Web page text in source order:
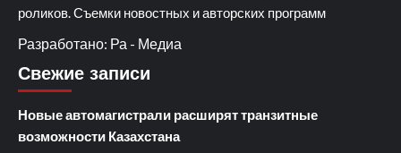
роликов. Съемки новостных и авторских программ
Разработано: Ра - Медиа
Свежие записи
Новые автомагистрали расширят транзитные
возможности Казахстана